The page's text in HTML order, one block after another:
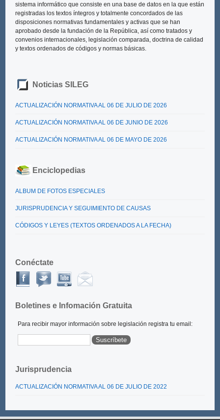
sistema informático que consiste en una base de datos en la que están
registradas los textos íntegros y totalmente concordados de las
disposiciones normativas fundamentales y activas que se han
aprobado desde la fundación de la República, así como tratados y
convenios internacionales, legislación comparada, doctrina de calidad
y textos ordenados de códigos y normas básicas.
Noticias SILEG
ACTUALIZACIÓN NORMATIVA AL 06 DE JULIO DE 2026
ACTUALIZACIÓN NORMATIVA AL 06 DE JUNIO DE 2026
ACTUALIZACIÓN NORMATIVA AL 06 DE MAYO DE 2026
Enciclopedias
ALBUM DE FOTOS ESPECIALES
JURISPRUDENCIA Y SEGUIMIENTO DE CAUSAS
CÓDIGOS Y LEYES (TEXTOS ORDENADOS A LA FECHA)
Conéctate
Boletines e Infomación Gratuita
Para recibir mayor información sobre legislación registra tu email:
Jurisprudencia
ACTUALIZACIÓN NORMATIVA AL 06 DE JULIO DE 2022